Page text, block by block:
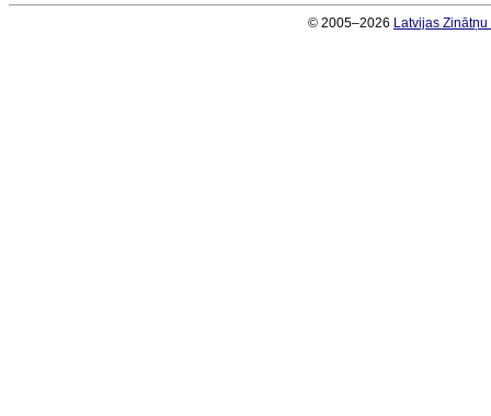
© 2005–2026 Latvijas